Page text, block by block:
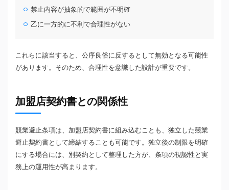
禁止内容が抽象的で範囲が不明確
乙に一方的に不利で合理性がない
これらに該当すると、公序良俗に反するとして無効となる可能性
があります。そのため、合理性を意識した設計が重要です。
加盟店契約書との関係性
競業避止条項は、加盟店契約書に組み込むことも、独立した競業
避止契約書として締結することも可能です。独立後の制限を明確
にする場合には、別契約として整理した方が、条項の視認性と実
務上の運用性が高まります。